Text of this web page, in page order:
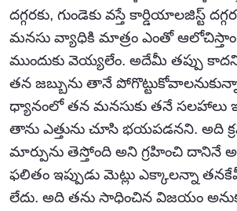
దగ్గరకు, గుండెకు వస్తే కార్డియాలజిస్ట్
మనసు వ్యాధికి మాత్రం ఎంతో ఆలోచిస్తాం.
ముందుకు వెయ్యలేం. అదేమీ తప్పు
తన జబ్బును తానే
ధ్యానంలో తన మనసుకు తనే సలహాలు
తాను ఎత్తును చూసి భయపడనని. అది
మార్పును తెస్తోంది అని గ్రహించి దానినే
ఫలితం ఇప్పుడు మెట్లు ఎక్కాలన్నా
లేదు. అది తను సాధించిన విజయం